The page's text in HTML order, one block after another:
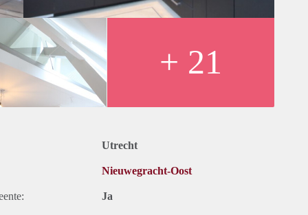
+ 21
Utrecht
Nieuwegracht-Oost
Ja